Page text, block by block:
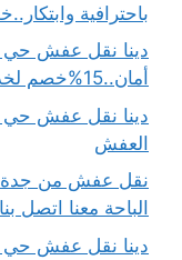
باحترافية وابتكار..خصم35%على جميع
أمان..15%خصم لخدمة الفك والتركيب
العفش
الباحة معنا اتصل